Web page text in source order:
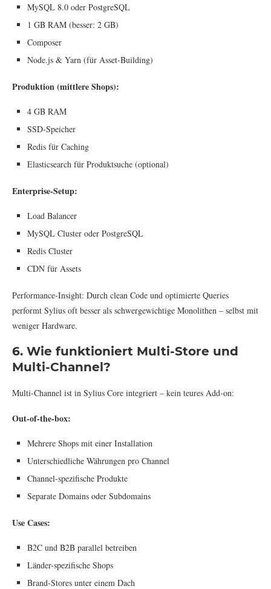
MySQL 8.0 oder PostgreSQL
1 GB RAM (besser: 2 GB)
Composer
Node.js & Yarn (für Asset-Building)
Produktion (mittlere Shops):
4 GB RAM
SSD-Speicher
Redis für Caching
Elasticsearch für Produktsuche (optional)
Enterprise-Setup:
Load Balancer
MySQL Cluster oder PostgreSQL
Redis Cluster
CDN für Assets
Performance-Insight: Durch clean Code und optimierte Queries
performt Sylius oft besser als schwergewichtige Monolithen – selbst mit
weniger Hardware.
6. Wie funktioniert Multi-Store und
Multi-Channel?
Multi-Channel ist in Sylius Core integriert – kein teures Add-on:
Out-of-the-box:
Mehrere Shops mit einer Installation
Unterschiedliche Währungen pro Channel
Channel-spezifische Produkte
Separate Domains oder Subdomains
Use Cases:
B2C und B2B parallel betreiben
Länder-spezifische Shops
Brand-Stores unter einem Dach